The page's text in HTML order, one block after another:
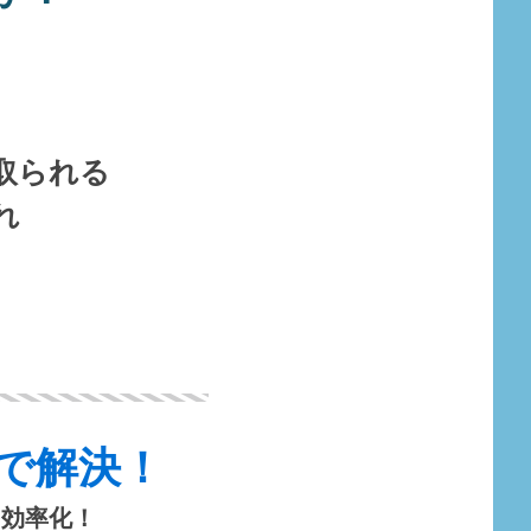
られる
解決！
率化！